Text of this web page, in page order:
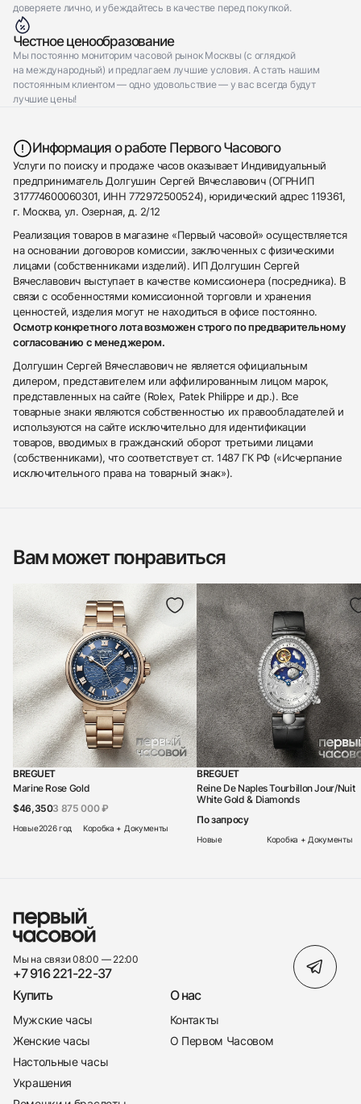
доверяете лично, и убеждайтесь в качестве перед покупкой.
Честное ценообразование
Мы постоянно мониторим часовой рынок Москвы (с оглядкой
на международный) и предлагаем лучшие условия. А стать нашим
постоянным клиентом — одно удовольствие — у вас всегда будут
лучшие цены!
Информация о работе Первого Часового
Услуги по поиску и продаже часов оказывает Индивидуальный
предприниматель Долгушин Сергей Вячеславович (ОГРНИП
317774600060301, ИНН 772972500524), юридический адрес 119361,
г. Москва, ул. Озерная, д. 2/12
Реализация товаров в магазине «Первый часовой» осуществляется
на основании договоров комиссии, заключенных с физическими
лицами (собственниками изделий). ИП Долгушин Сергей
Вячеславович выступает в качестве комиссионера (посредника). В
связи с особенностями комиссионной торговли и хранения
ценностей, изделия могут не находиться в офисе постоянно.
Осмотр конкретного лота возможен строго по предварительному
согласованию с менеджером.
Долгушин Сергей Вячеславович не является официальным
дилером, представителем или аффилированным лицом марок,
представленных на сайте (Rolex, Patek Philippe и др.). Все
товарные знаки являются собственностью их правообладателей и
используются на сайте исключительно для идентификации
товаров, вводимых в гражданский оборот третьими лицами
(собственниками), что соответствует ст. 1487 ГК РФ («Исчерпание
исключительного права на товарный знак»).
Вам может понравиться
BREGUET
Marine Rose Gold
$46,3503 875 000 ₽
Новые2026 год Коробка + Документы
BREGUET
Reine De Naples Tourbillon Jour/Nuit
White Gold & Diamonds
По запросу
Новые Коробка + Документы
Мы на связи 08:00 — 22:00
+7 916 221-22-37
Купить
Мужские часы
Женские часы
Настольные часы
Украшения
О нас
Контакты
О Первом Часовом